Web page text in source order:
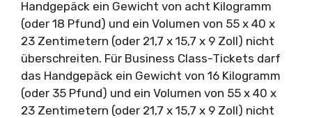
Handgepäck ein Gewicht von acht Kilogramm
(oder 18 Pfund) und ein Volumen von 55 x 40 x
23 Zentimetern (oder 21,7 x 15,7 x 9 Zoll) nicht
überschreiten. Für Business Class-Tickets darf
das Handgepäck ein Gewicht von 16 Kilogramm
(oder 35 Pfund) und ein Volumen von 55 x 40 x
23 Zentimetern (oder 21,7 x 15,7 x 9 Zoll) nicht